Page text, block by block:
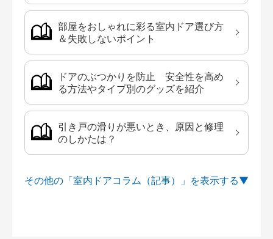
部屋をおしゃれに彩る室内ドア選び方
＆失敗しないポイント
ドアのぶつかりを防止 安全性を高め
る方法やタイプ別のグッズを紹介
引き戸の滑りが悪いとき、原因と修理
のしかたは？
その他の「室内ドアコラム（記事）」を